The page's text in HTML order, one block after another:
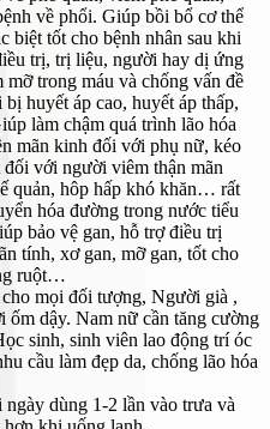
về phổi. Giúp bồi bổ cơ thể
tốt cho bệnh nhân sau khi
trị, trị liệu, người hay dị ứng
trong máu và chống vấn đề
huyết áp cao, huyết áp thấp,
làm chậm quá trình lão hóa
mãn kinh đối với phụ nữ, kéo
với người viêm thận mãn
quản, hôp hấp khó khăn… rất
hóa đường trong nước tiểu
bảo vệ gan, hỗ trợ điều trị
tính, xơ gan, mỡ gan, tốt cho
ruột…
mọi đối tượng, Người già ,
dậy. Nam nữ cần tăng cường
sinh, sinh viên lao động trí óc
cầu làm đẹp da, chống lão hóa
dùng 1-2 lần vào trưa và